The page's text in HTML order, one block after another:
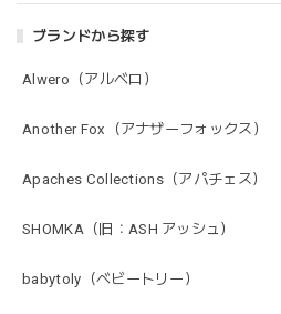
ブランドから探す
Alwero（アルベロ）
Another Fox（アナザーフォックス）
Apaches Collections（アパチェス）
SHOMKA（旧：ASH アッシュ）
babytoly（ベビートリー）